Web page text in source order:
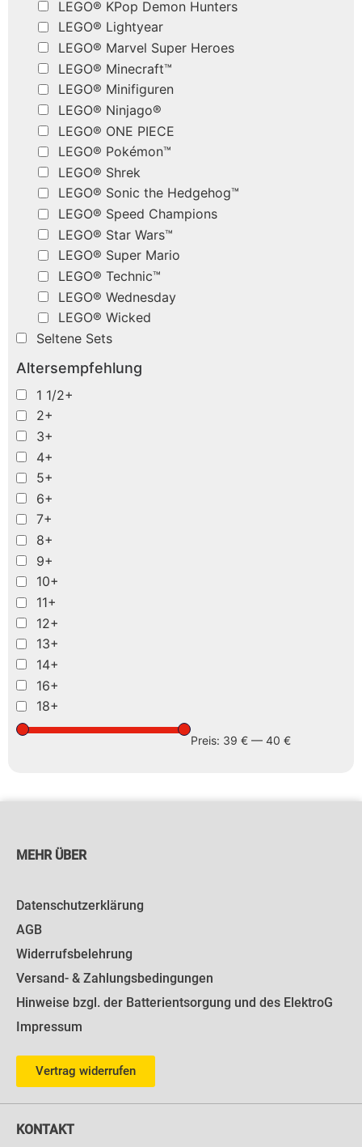
LEGO® KPop Demon Hunters
LEGO® Lightyear
LEGO® Marvel Super Heroes
LEGO® Minecraft™
LEGO® Minifiguren
LEGO® Ninjago®
LEGO® ONE PIECE
LEGO® Pokémon™
LEGO® Shrek
LEGO® Sonic the Hedgehog™
LEGO® Speed Champions
LEGO® Star Wars™
LEGO® Super Mario
LEGO® Technic™
LEGO® Wednesday
LEGO® Wicked
Seltene Sets
Altersempfehlung
1 1/2+
2+
3+
4+
5+
6+
7+
8+
9+
10+
11+
12+
13+
14+
16+
18+
Preis: 39 € — 40 €
MEHR ÜBER
Datenschutzerklärung
AGB
Widerrufsbelehrung
Versand- & Zahlungsbedingungen
Hinweise bzgl. der Batterientsorgung und des ElektroG
Impressum
Vertrag widerrufen
KONTAKT